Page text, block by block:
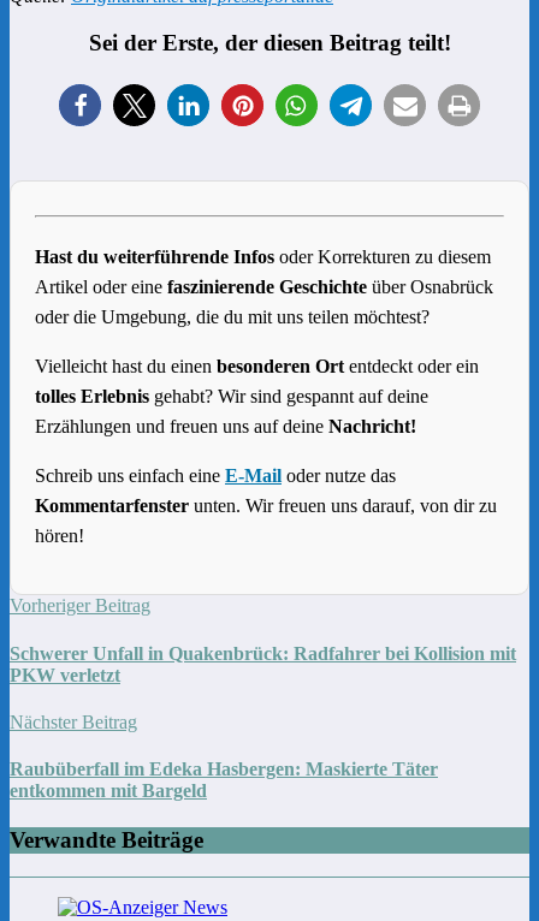
Sei der Erste, der diesen Beitrag teilt!
Hast du weiterführende Infos oder Korrekturen zu diesem
Artikel oder eine faszinierende Geschichte über Osnabrück
oder die Umgebung, die du mit uns teilen möchtest?
Vielleicht hast du einen besonderen Ort entdeckt oder ein
tolles Erlebnis gehabt? Wir sind gespannt auf deine
Erzählungen und freuen uns auf deine Nachricht!
Schreib uns einfach eine E-Mail oder nutze das
Kommentarfenster unten. Wir freuen uns darauf, von dir zu
hören!
Vorheriger Beitrag
Schwerer Unfall in Quakenbrück: Radfahrer bei Kollision mit
PKW verletzt
Nächster Beitrag
Raubüberfall im Edeka Hasbergen: Maskierte Täter
entkommen mit Bargeld
Verwandte Beiträge